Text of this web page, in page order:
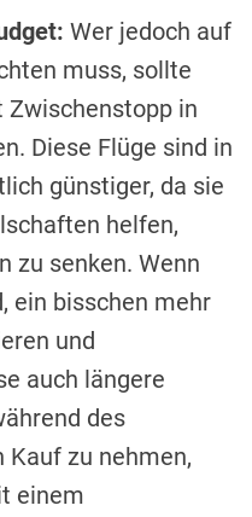
Wer jedoch auf
muss, sollte
Zwischenstopp in
Diese Flüge sind in
günstiger, da sie
helfen,
zu senken. Wenn
ein bisschen mehr
und
auch längere
des
Kauf zu nehmen,
einem